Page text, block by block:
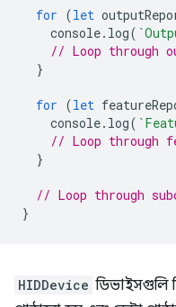
for (let
console. log(
// Loop through
}
for (let
console. log(
// Loop through
}
// Loop through
}
HIDDevice ডিভাইসগুলি